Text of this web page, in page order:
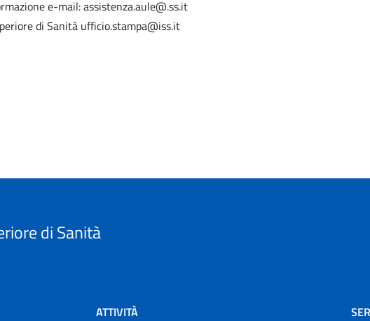
e-mail: assistenza.aule@.ss.it
di Sanità ufficio.stampa@iss.it
di Sanità
ATTIVITÀ